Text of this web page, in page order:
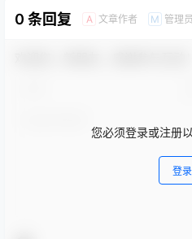
0 条回复 A 文章作者 M 管理员
您必须登录或注册
登录